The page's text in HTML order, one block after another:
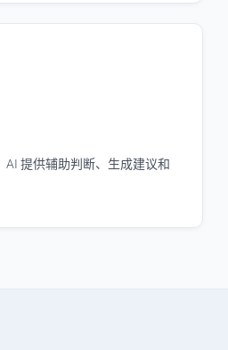
AI 提供辅助判断、生成建议和